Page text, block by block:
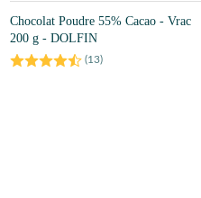
Chocolat Poudre 55% Cacao - Vrac
200 g - DOLFIN
(13)